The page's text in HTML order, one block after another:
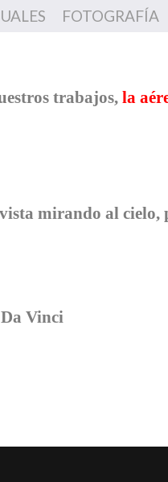
FOTOGRAFÍA
trabajos,la
mirando al cielo,